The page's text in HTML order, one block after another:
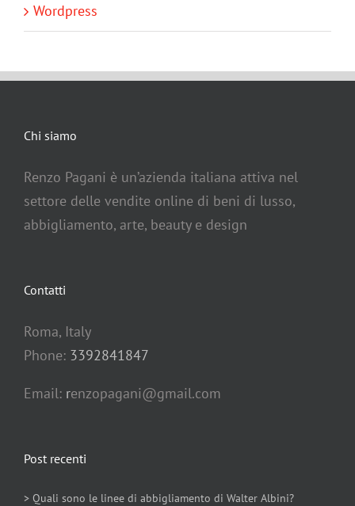
Wordpress
Chi siamo
Renzo Pagani è un’azienda italiana attiva nel
settore delle vendite online di beni di lusso,
abbigliamento, arte, beauty e design
Post recenti
> Quali sono le linee di abbigliamento di Walter Albini?
Contatti
Roma, Italy
Phone: 3392841847
Email: renzopagani@gmail.com